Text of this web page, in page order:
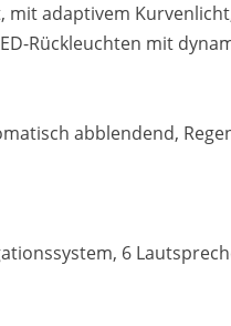
mit adaptivem
Rückleuchten mit
abblendend,
6